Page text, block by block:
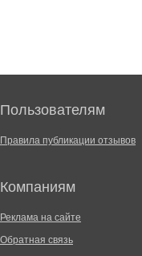
Пользователям
Правила публикации отзывов
Компаниям
Реклама на сайте
Обратная связь